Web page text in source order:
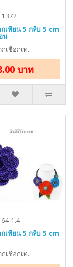
กเทียน 5 กลีบ 5 cm
น
เชือกเท..
บาท
กเทียน 5 กลีบ 5 cm
เชือกเท..